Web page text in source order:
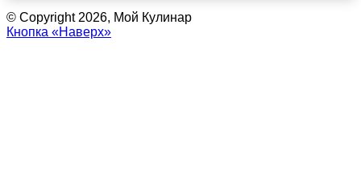
© Copyright 2026, Мой Кулинар
Кнопка «Наверх»